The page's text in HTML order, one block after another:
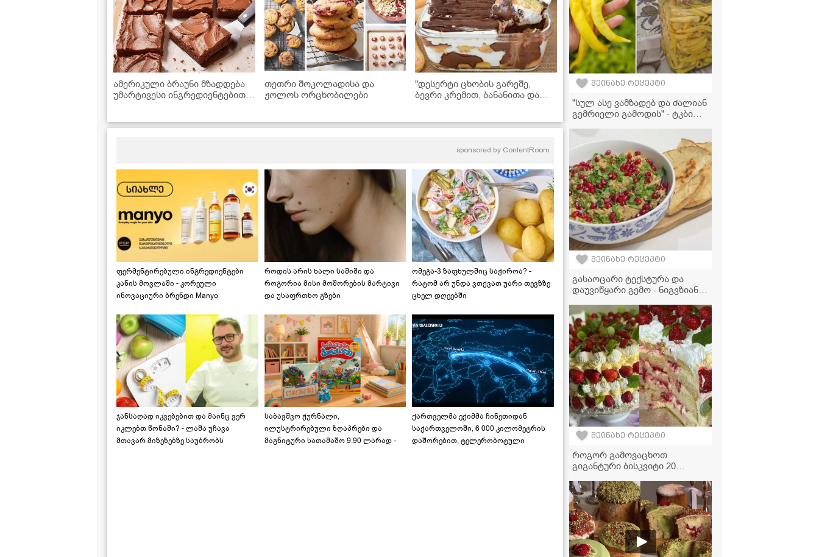
ამერიკული ბრაუნი მზადდება
უმარტივესი ინგრედიენტებით,
თეთრი შოკოლადისა და
ჟოლოს ორცხობილები
"დესერტი ცხობის გარეშე,
ბევრი კრემით, ბანანითა და
უგემრიელესი!" - ნამცხვრის
sponsored by ContentRoom
ფერმენტირებული ინგრედიენტები
კანის მოვლაში - კორეული
ინოვაციური ბრენდი Manyo
როდის არის ხალი საშიში და
როგორია მისი მოშორების მარტივი
და უსაფრთხო გზები
ომეგა-3 ზაფხულშიც საჭიროა? -
რატომ არ უნდა ვთქვათ უარი თევზზე
ცხელ დღეებში
ჯანსაღად იკვებებით და მაინც ვერ
იკლებთ წონაში? - ლაშა უჩავა
მთავარ მიზეზებზე საუბრობს
საბავშვო ჟურნალი,
ილუსტრირებული ზღაპრები და
მაგნიტური სათამაშო 9.90 ლარად -
ქართველმა ექიმმა ჩინეთიდან
საქართველოში, 6 000 კილომეტრის
დაშორებით, ტელერობოტული
შეინახე რეცეპტი
"სულ ასე ვამზადებ და ძალიან
გემრიელი გამოდის" - ტკბილი
შეინახე რეცეპტი
გასაოცარი ტექსტურა და
დაუვიწყარი გემო - ნიგვზიანი
შეინახე რეცეპტი
როგორ გამოვაცხოთ
გიგანტური ბისკვიტი 20
რეცეპტი